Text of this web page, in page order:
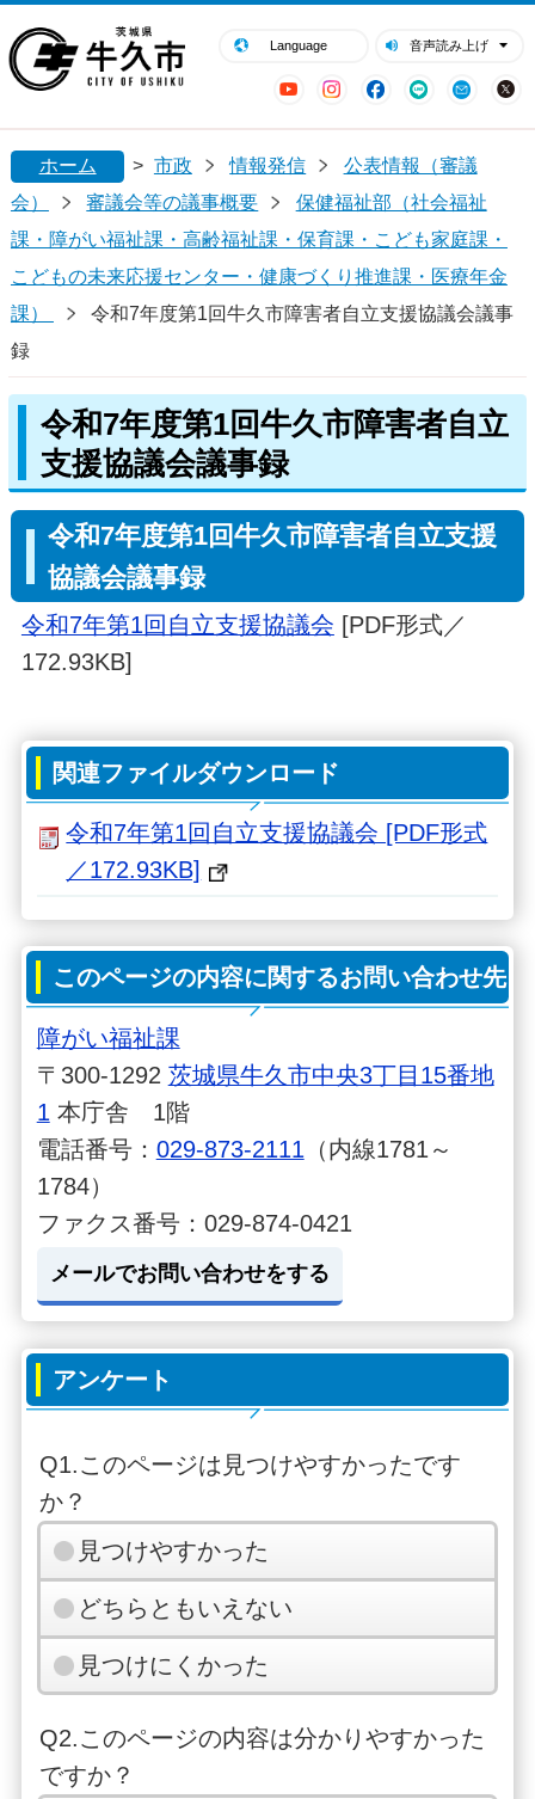
Language 音声読み上げ
YouTubeInstagram
Facebook
LINE Mail
閉じる
ホーム > 市政 情報発信
公表情報（審議
会）
審議会等の議事概要
保健福祉部（社会福祉
課・障がい福祉課・高齢福祉課・保育課・こども家庭課・
こどもの未来応援センター・健康づくり推進課・医療年金
課）
令和7年度第1回牛久市障害者自立支援協議会議事
録
令和7年度第1回牛久市障害者自立
支援協議会議事録
令和7年度第1回牛久市障害者自立支援
協議会議事録
令和7年第1回自立支援協議会 [PDF形式／
172.93KB]
関連ファイルダウンロード
令和7年第1回自立支援協議会 [PDF形式
／172.93KB]
このページの内容に関するお問い合わせ先
障がい福祉課
〒300-1292 茨城県牛久市中央3丁目15番地
1 本庁舎 1階
電話番号： 029-873-2111 （内線1781～
1784）
ファクス番号：029-874-0421
メールでお問い合わせをする
アンケート
Q1.このページは見つけやすかったです
か？
見つけやすかった
どちらともいえない
見つけにくかった
Q2.このページの内容は分かりやすかった
ですか？